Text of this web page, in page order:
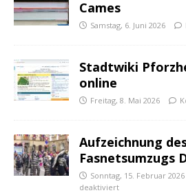
Cames
Samstag, 6. Juni 2026
Stadtwiki
online
Freitag, 8. Mai 2026
Aufzeichnung
Fasnetsumzugs
Sonntag, 15. Februar 2026
deaktiviert